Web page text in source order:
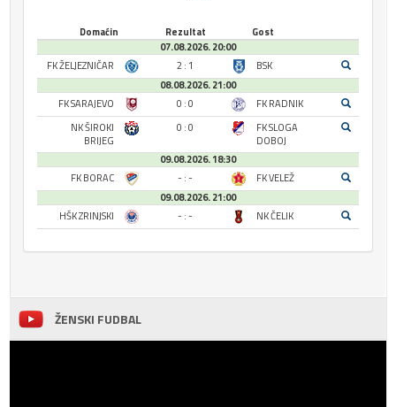
Domaćin Rezultat
Gost
07.08.2026. 20:00
FK ŽELJEZNIČAR
2 : 1
BSK
08.08.2026. 21:00
FK SARAJEVO
0 : 0
FK RADNIK
NK ŠIROKI
BRIJEG
0 : 0
FK SLOGA
DOBOJ
09.08.2026. 18:30
FK BORAC
- : -
FK VELEŽ
09.08.2026. 21:00
HŠK ZRINJSKI
- : - NK ČELIK
ŽENSKI FUDBAL